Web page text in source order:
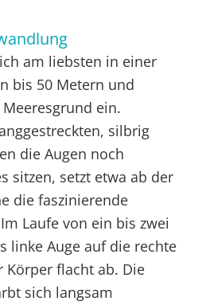
am liebsten in einer
bis 50 Metern und
ein.
silbrig
die Augen noch
sitzen, setzt etwa ab der
die faszinierende
Laufe von ein bis zwei
linke Auge auf die rechte
Körper flacht ab. Die
sich langsam